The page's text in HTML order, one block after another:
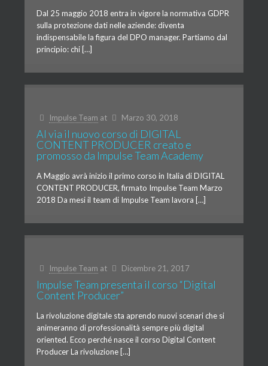
Dal 25 maggio 2018 entra in vigore la normativa GDPR
sulla protezione dati nelle aziende: diventa
indispensabile la figura del DPO manager. Partiamo dal
principio: chi […]
Impulse Team at Marzo 30, 2018
Al via il nuovo corso di DIGITAL
CONTENT PRODUCER creato e
promosso da Impulse Team Academy
A Maggio avrà inizio il primo corso in Italia di DIGITAL
CONTENT PRODUCER, firmato Impulse Team Marzo
2018 Da mesi il team di Impulse Team lavora […]
Impulse Team at Dicembre 21, 2017
Impulse Team presenta il corso “Digital
Content Producer”
La rivoluzione digitale sta aprendo nuovi scenari che si
animeranno di professionalità sempre più digital
oriented. Ecco perché nasce il corso Digital Content
Producer La rivoluzione […]